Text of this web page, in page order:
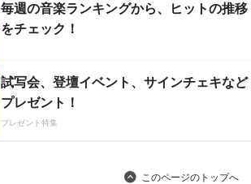
毎週の音楽ランキングから、ヒットの推移
をチェック！
試写会、登壇イベント、サインチェキなど
プレゼント！
プレゼント特集
このページのトップへ